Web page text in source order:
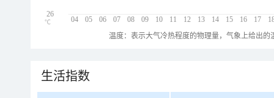
04 05 06 07 08 09 10 11 12 13 14 15 16 17
26
℃
温度：表示大气冷热程度的物理量，气象上给出
生活指数